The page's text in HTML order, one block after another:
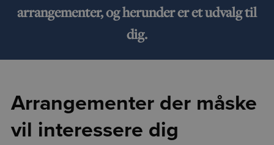
arrangementer, og herunder er et udvalg til
dig.
Arrangementer der måske
vil interessere dig